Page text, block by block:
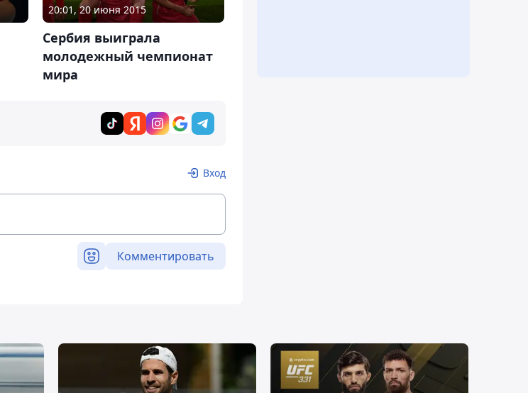
20:01, 20 июня 2015
Сербия выиграла
молодежный чемпионат
мира
Вход
Комментировать